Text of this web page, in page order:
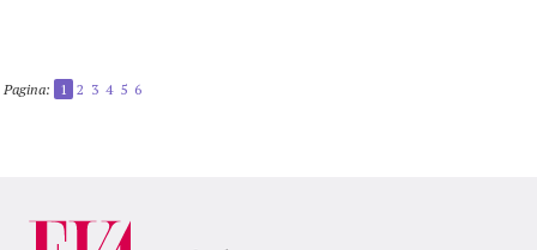
Pagina: 1 2 3 4 5 6